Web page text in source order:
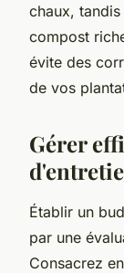
chaux,
compost
évite des
de vos
Gérer
Établir un
par une
Consacrez